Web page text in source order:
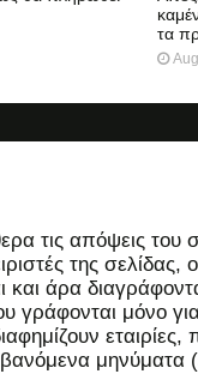
τα
τις απόψεις του
της σελίδας,
άρα
γράφονται μόνο
εταιρίες,
μηνύματα